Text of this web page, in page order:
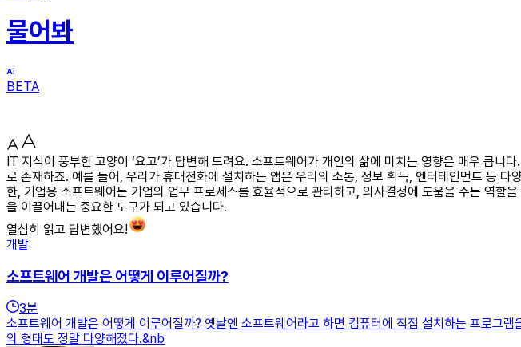
물어봐
BETA
IT 지식이 풍부한 고양이 ‘요고’가 답변해 드려요. 소프트웨어가 개인의 삶에 미치는 영향은 매우 큽
로 존재하죠. 예를 들어, 우리가 휴대전화에 설치하는 앱은 우리의 소통, 정보 획득, 엔터테인먼트 등
한, 기업용 소프트웨어는 기업의 업무 프로세스를 효율적으로 관리하고, 의사결정에 도움을 주는 역할
을 이끌어내는 중요한 도구가 되고 있습니다.
열심히 읽고 답변했어요!
개발
소프트웨어 개발은 어떻게 이루어질까?
3분
소프트웨어 개발은 어떻게 이루어질까? 옛날엔 소프트웨어라고 하면 컴퓨터에 직접­­ 설치하는 프로그
의 형태도 정말 다양해졌다.&nb